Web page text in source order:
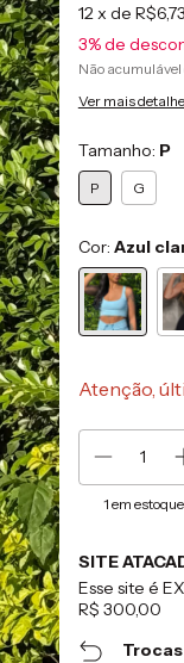
12x de R$6,73
3% de
Não
Ver mais
Tamanho: P
P G
Cor: Azul
Atenção,
1 em estoque
SITE
Esse site é
R$ 300,00